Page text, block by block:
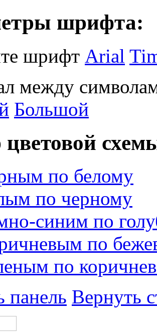
шрифта:
шрифт Arial
между
Большой
по белому
по черному
синим по
по
по
панель Вернуть